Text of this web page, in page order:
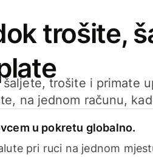
trošite,
trošite i primate
na jednom računu,
u pokretu globalno.
pri ruci na jednom